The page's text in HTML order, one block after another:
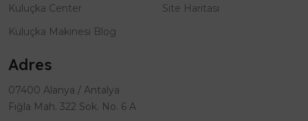
Kuluçka Center
Kuluçka Makinesi Blog
Site Haritası
Adres
07400 Alanya / Antalya
Fığla Mah. 322 Sok. No. 6 A